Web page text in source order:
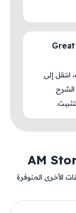
ما الخطوة التالية بعد العثور على Great
انتقل إلى
الشرح
الأخرى المتوفرة